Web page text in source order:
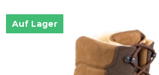
Auf Lager